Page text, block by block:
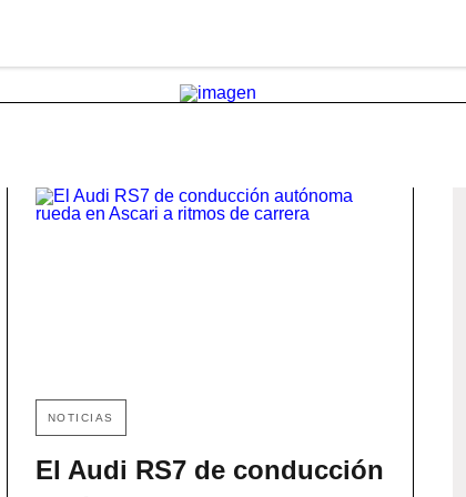
NOTICIAS
El Audi RS7 de conducción